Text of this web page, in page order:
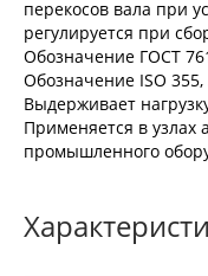
перекосов вала при
регулируется при
Обозначение ГОСТ
Обозначение ISO 355,
Выдерживает
Применяется в узлах
промышленного